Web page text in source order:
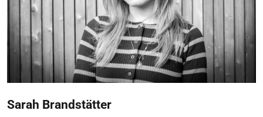
Sarah Brandstätter